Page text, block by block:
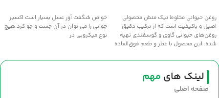
روغن حیوانی مخلوط نیک منش محصولی
اصیل و باکیفیت است که از ترکیب دقیق
روغن‌های حیوانی گاوی و گوسفندی تهیه
شده. این محصول با عطر و طعم فوق‌العاده
خوش‌عطر و صبحانه‌های مقوی است. سلامت
و طعم اصیل را با روغن نیک‌منش به
سفره‌های خود بیاورید.
خواص شگفت آور عسل بسيار است اکسير
جواني را مي توان در آن جست و جو کرد.هيچ
نوع ميکروبي در
لینک های مهم
صفحه اصلی